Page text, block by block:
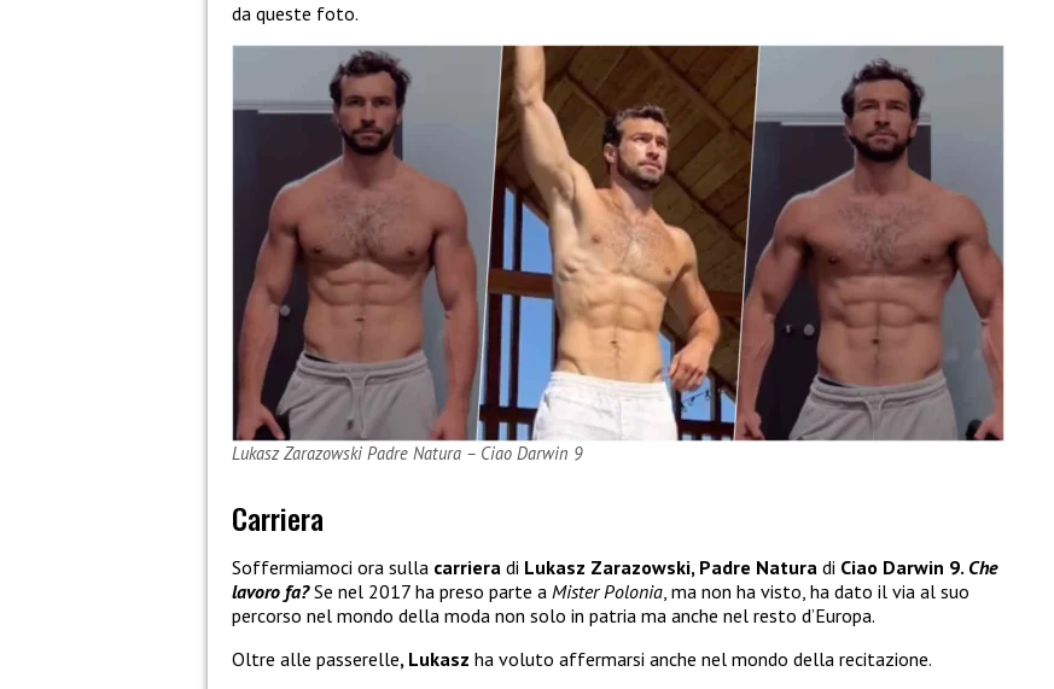
da queste foto.
Lukasz Zarazowski Padre Natura – Ciao Darwin 9
Carriera
Soffermiamoci ora sulla carriera di Lukasz Zarazowski, Padre Natura di Ciao Darwin 9. Che
lavoro fa?Se nel 2017 ha preso parte a Mister Polonia, ma non ha visto, ha dato il via al suo
percorso nel mondo della moda non solo in patria ma anche nel resto d’Europa.
Oltre alle passerelle, Lukasz ha voluto affermarsi anche nel mondo della recitazione.